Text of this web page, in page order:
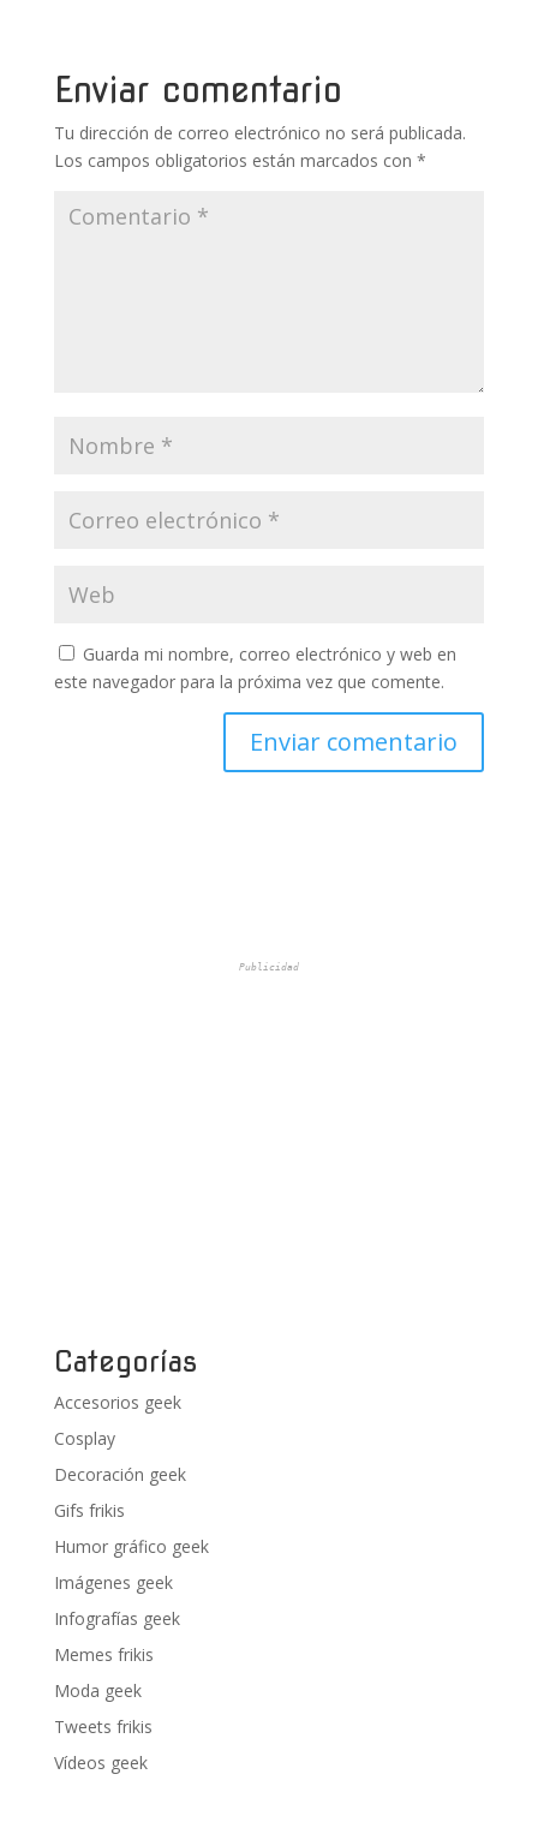
o
k p r
Enviar comentario
Tu dirección de correo electrónico no será publicada.
Los campos obligatorios están marcados con *
Guarda mi nombre, correo electrónico y web en
este navegador para la próxima vez que comente.
Publicidad
Categorías
Accesorios geek
Cosplay
Decoración geek
Gifs frikis
Humor gráfico geek
Imágenes geek
Infografías geek
Memes frikis
Moda geek
Tweets frikis
Vídeos geek